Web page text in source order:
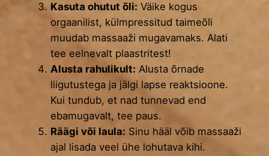
Kasuta ohutut õli: Väike kogus
orgaanilist, külmpressitud taimeõli
muudab massaaži mugavamaks. Alati
tee eelnevalt plaastritest!
Alusta rahulikult: Alusta õrnade
liigutustega ja jälgi lapse reaktsioone.
Kui tundub, et nad tunnevad end
ebamugavalt, tee paus.
Räägi või laula: Sinu hääl võib massaaži
ajal lisada veel ühe lohutava kihi.